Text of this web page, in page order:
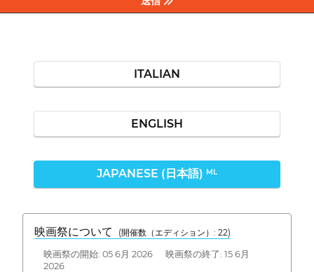
ITALIAN
ENGLISH
JAPANESE (日本語) ML
映画祭について (開催数（エディション）: 22)
映画祭の開始: 05 6月 2026 映画祭の終了: 15 6月
2026